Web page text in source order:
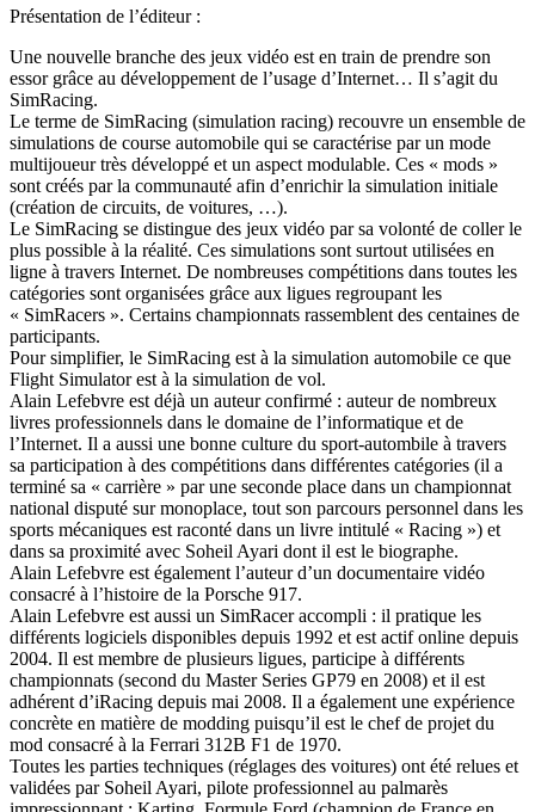
Présentation de l’éditeur :
Une nouvelle branche des jeux vidéo est en train de prendre son
essor grâce au développement de l’usage d’Internet… Il s’agit du
SimRacing.
Le terme de SimRacing (simulation racing) recouvre un ensemble de
simulations de course automobile qui se caractérise par un mode
multijoueur très développé et un aspect modulable. Ces « mods »
sont créés par la communauté afin d’enrichir la simulation initiale
(création de circuits, de voitures, …).
Le SimRacing se distingue des jeux vidéo par sa volonté de coller le
plus possible à la réalité. Ces simulations sont surtout utilisées en
ligne à travers Internet. De nombreuses compétitions dans toutes les
catégories sont organisées grâce aux ligues regroupant les
« SimRacers ». Certains championnats rassemblent des centaines de
participants.
Pour simplifier, le SimRacing est à la simulation automobile ce que
Flight Simulator est à la simulation de vol.
Alain Lefebvre est déjà un auteur confirmé : auteur de nombreux
livres professionnels dans le domaine de l’informatique et de
l’Internet. Il a aussi une bonne culture du sport-autombile à travers
sa participation à des compétitions dans différentes catégories (il a
terminé sa « carrière » par une seconde place dans un championnat
national disputé sur monoplace, tout son parcours personnel dans les
sports mécaniques est raconté dans un livre intitulé « Racing ») et
dans sa proximité avec Soheil Ayari dont il est le biographe.
Alain Lefebvre est également l’auteur d’un documentaire vidéo
consacré à l’histoire de la Porsche 917.
Alain Lefebvre est aussi un SimRacer accompli : il pratique les
différents logiciels disponibles depuis 1992 et est actif online depuis
2004. Il est membre de plusieurs ligues, participe à différents
championnats (second du Master Series GP79 en 2008) et il est
adhérent d’iRacing depuis mai 2008. Il a également une expérience
concrète en matière de modding puisqu’il est le chef de projet du
mod consacré à la Ferrari 312B F1 de 1970.
Toutes les parties techniques (réglages des voitures) ont été relues et
validées par Soheil Ayari, pilote professionnel au palmarès